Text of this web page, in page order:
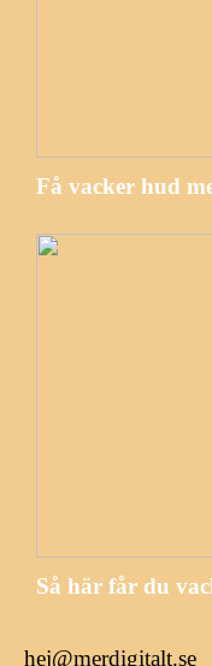
Få vacker hud
Så här får du
hej@merdigitalt.se